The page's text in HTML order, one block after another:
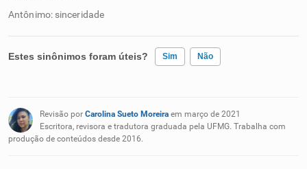
Antônimo: sinceridade
Estes sinônimos foram úteis? Sim Não
Nenhum dos sinônimos apresentados me ajudou
Revisão por Carolina Sueto Moreira em março de 2021
Escritora, revisora e tradutora graduada pela UFMG. Trabalha com
produção de conteúdos desde 2016.